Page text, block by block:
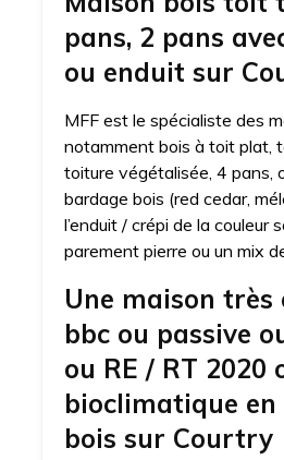
pans, 2 pans
ou enduit sur
MFF est le spécialiste des
notamment bois à toit plat,
toiture végétalisée, 4 pans,
bardage bois (red cedar,
l’enduit / crépi de la couleur
parement pierre ou un mix
Une maison très
bbc ou passive
ou RE / RT 2020
bioclimatique en
bois sur Courtry